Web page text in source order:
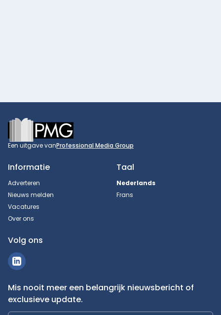
Footer
Een uitgave vanProfessional Media Group
Informatie
Adverteren
Nieuws melden
Vacatures
Over ons
Taal
Nederlands
Frans
Volg ons
Mis nooit meer een belangrijk nieuwsbericht of
exclusieve update.